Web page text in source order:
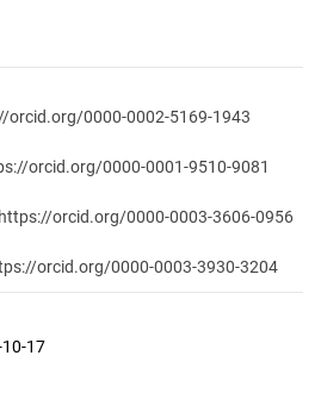
orcid.org/0000-0002-5169-1943
orcid.org/0000-0001-9510-9081
https://orcid.org/0000-0003-3606-0956
orcid.org/0000-0003-3930-3204
17